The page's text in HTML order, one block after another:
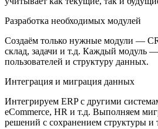
Разработка необходимых модулей
Создаём только нужные модули —
склад, задачи и т.д. Каждый модуль
пользователей и структуру данных.
Интеграция и миграция данных
Интегрируем ERP с другими
eCommerce, HR и т.д. Выполняем
решений с сохранением структуры и